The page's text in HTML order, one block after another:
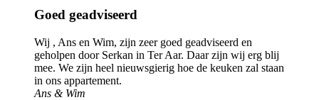
Goed geadviseerd
Wij , Ans en Wim, zijn zeer goed geadviseerd en
geholpen door Serkan in Ter Aar. Daar zijn wij erg blij
mee. We zijn heel nieuwsgierig hoe de keuken zal staan
in ons appartement.
Ans & Wim